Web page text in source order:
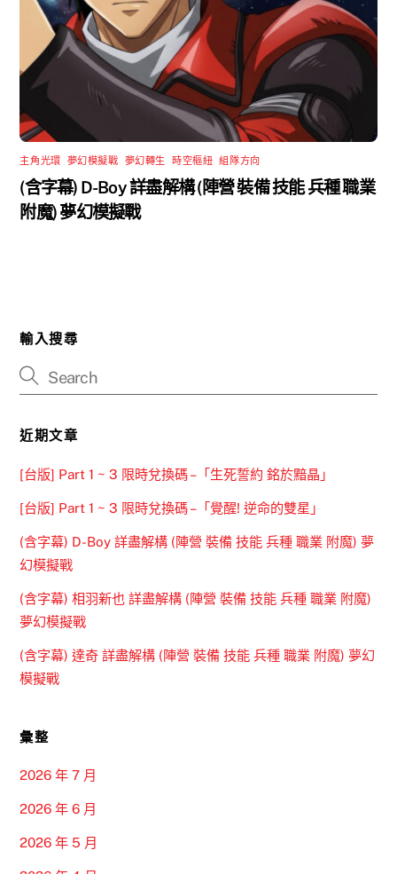
主角光環 夢幻模擬戰 夢幻轉生 時空樞紐 ,組隊方向
(含字幕) D-Boy 詳盡解構 (陣營 裝備 技能 兵種 職業
附魔) 夢幻模擬戰
輸入搜尋
近期文章
[台版] Part 1 ~ 3 限時兌換碼 –「生死誓約 銘於黯晶」
[台版] Part 1 ~ 3 限時兌換碼 –「覺醒! 逆命的雙星」
(含字幕) D-Boy 詳盡解構 (陣營 裝備 技能 兵種 職業 附魔) 夢
幻模擬戰
(含字幕) 相羽新也 詳盡解構 (陣營 裝備 技能 兵種 職業 附魔)
夢幻模擬戰
(含字幕) 達奇 詳盡解構 (陣營 裝備 技能 兵種 職業 附魔) 夢幻
模擬戰
彙整
2026 年 7 月
2026 年 6 月
2026 年 5 月